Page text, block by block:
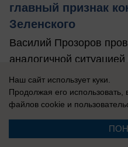
главный признак
Зеленского
Василий Прозоров
аналогичной
века, который один в
Наш сайт использует куки.
Продолжая его использовать,
файлов cookie и